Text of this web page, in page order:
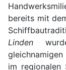
bereits mit
Linden
im regionalen